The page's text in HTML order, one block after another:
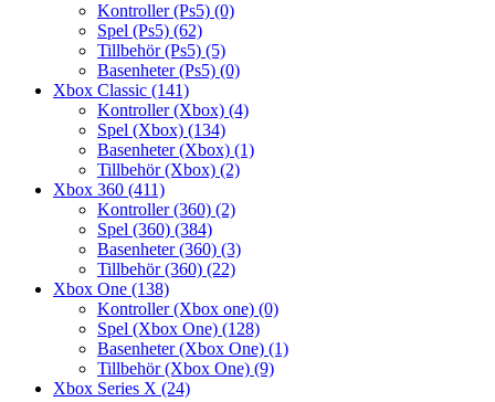
Kontroller (Ps5) (0)
Spel (Ps5) (62)
Tillbehör (Ps5) (5)
Basenheter (Ps5) (0)
Xbox Classic (141)
Kontroller (Xbox) (4)
Spel (Xbox) (134)
Basenheter (Xbox) (1)
Tillbehör (Xbox) (2)
Xbox 360 (411)
Kontroller (360) (2)
Spel (360) (384)
Basenheter (360) (3)
Tillbehör (360) (22)
Xbox One (138)
Kontroller (Xbox one) (0)
Spel (Xbox One) (128)
Basenheter (Xbox One) (1)
Tillbehör (Xbox One) (9)
Xbox Series X (24)